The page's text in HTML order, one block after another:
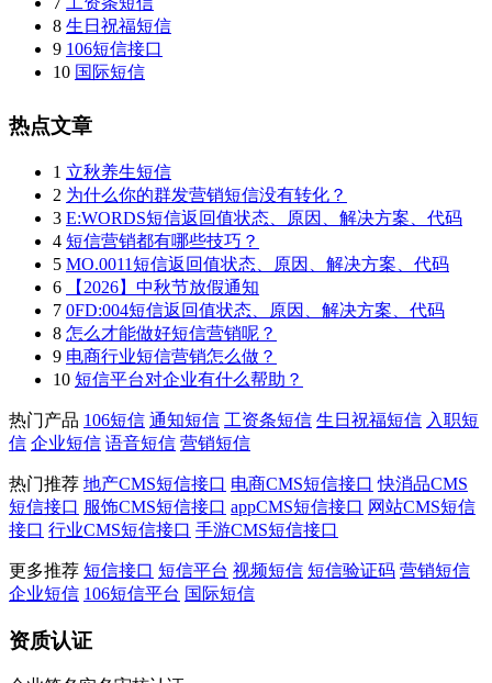
8 生日祝福短信
9 106短信接口
10 国际短信
热点文章
1 立秋养生短信
2 为什么你的群发营销短信没有转化？
3 E:WORDS短信返回值状态、原因、解决方案、代码
4 短信营销都有哪些技巧？
5 MO.0011短信返回值状态、原因、解决方案、代码
6
【2026】中秋节放假通知
7 0FD:004短信返回值状态、原因、解决方案、代码
8 怎么才能做好短信营销呢？
9 电商行业短信营销怎么做？
10 短信平台对企业有什么帮助？
热门产品 106短信 通知短信 工资条短信 生日祝福短信 入职短
信 企业短信 语音短信 营销短信
热门推荐 地产CMS短信接口 电商CMS短信接口 快消品CMS
短信接口 服饰CMS短信接口 appCMS短信接口 网站CMS短信
接口 行业CMS短信接口 手游CMS短信接口
更多推荐 短信接口 短信平台 视频短信 短信验证码 营销短信
企业短信 106短信平台 国际短信
资质认证